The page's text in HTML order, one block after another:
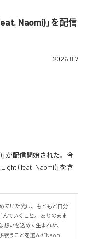
Naomi)」を配信
2026.8.7
」が配信開始された。今
(feat. Naomi)」を含
ていた光は、もともと自分
でいくこと。 ありのまま
想いを込めて生まれた、
歌うことを選んだNaomi